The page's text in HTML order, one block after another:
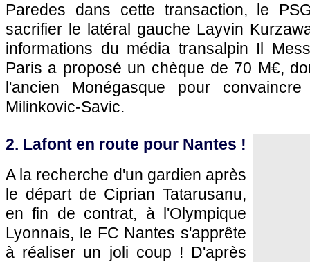
Paredes dans cette transaction, le
sacrifier le latéral gauche Layvin
informations du média transalpin Il
Paris a proposé un chèque de 70 M€,
l'ancien Monégasque pour
Milinkovic-Savic.
2. Lafont en route pour Nantes !
A la recherche d'un gardien après
le départ de Ciprian Tatarusanu,
en fin de contrat, à l'Olympique
Lyonnais, le FC Nantes s'apprête
à réaliser un joli coup ! D'après